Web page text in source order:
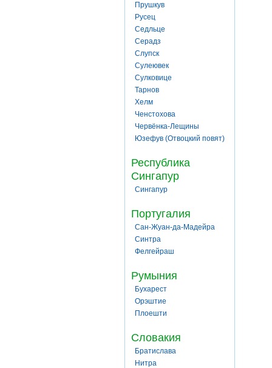
Прушкув
Русец
Седльце
Серадз
Слупск
Сулеювек
Сулковице
Тарнов
Хелм
Ченстохова
Червёнка-Лещины
Юзефув (Отвоцкий повят)
Республика
Сингапур
Сингапур
Португалия
Сан-Жуан-да-Мадейра
Синтра
Фелгейраш
Румыния
Бухарест
Орэштие
Плоешти
Словакия
Братислава
Нитра